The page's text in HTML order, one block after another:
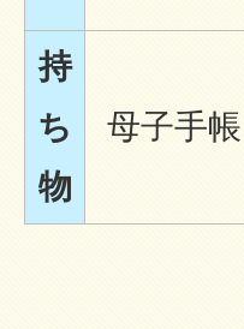
持
ち
物
母子手帳